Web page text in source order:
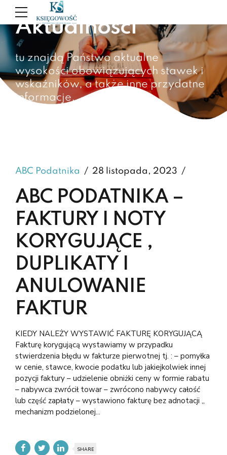
Aktualności
tu znajdą Państwo aktualne
wysokości obowiązujących stawek i
wskaźników, a także inne przydatne
informacje.
ABC Podatnika 28 listopada, 2023
ABC PODATNIKA –
FAKTURY I NOTY
KORYGUJĄCE ,
DUPLIKATY I
ANULOWANIE
FAKTUR
KIEDY NALEŻY WYSTAWIĆ FAKTURĘ KORYGUJĄCĄ
Fakturę korygującą wystawiamy w przypadku
stwierdzenia błędu w fakturze pierwotnej tj. : – pomyłka
w cenie, stawce, kwocie podatku lub jakiejkolwiek innej
pozycji faktury – udzielenie obniżki ceny w formie rabatu
– nabywca zwrócił towar – zwrócono nabywcy całość
lub część zapłaty – wystawiono fakturę bez adnotacji „
mechanizm podzielonej...
SHARE